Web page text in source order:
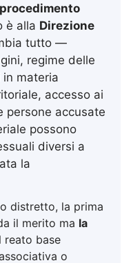
è alla Direzione
tutto —
regime delle
materia
accesso ai
persone accusate
possono
diversi a
la
distretto, la prima
il merito ma la
reato base
o